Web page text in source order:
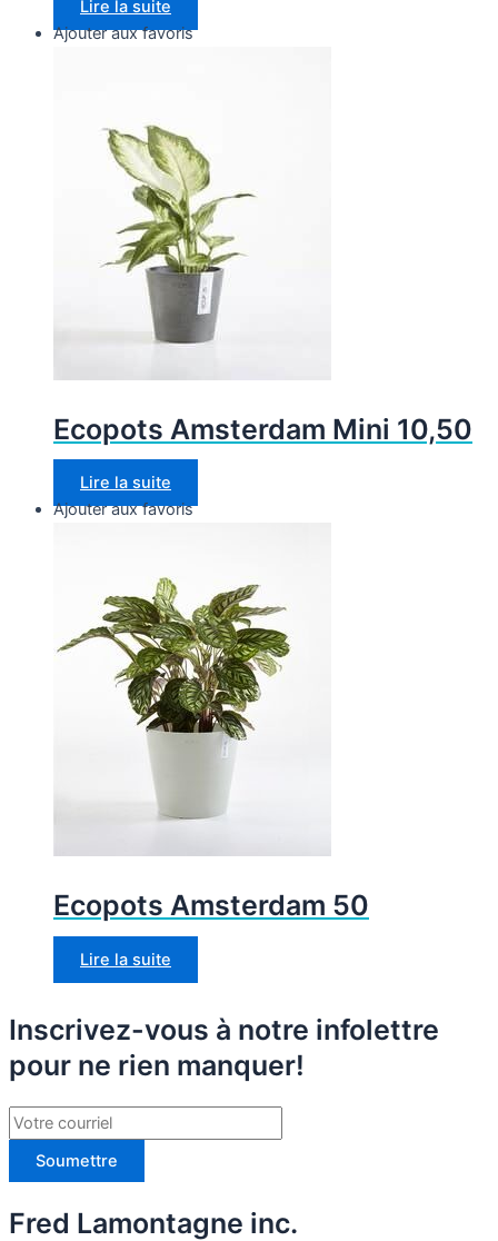
Lire la suite
Ajouter aux favoris
Ecopots Amsterdam Mini 10,50
Lire la suite
Ajouter aux favoris
Ecopots Amsterdam 50
Lire la suite
Inscrivez-vous à notre infolettre
pour ne rien manquer!
Soumettre
Fred Lamontagne inc.